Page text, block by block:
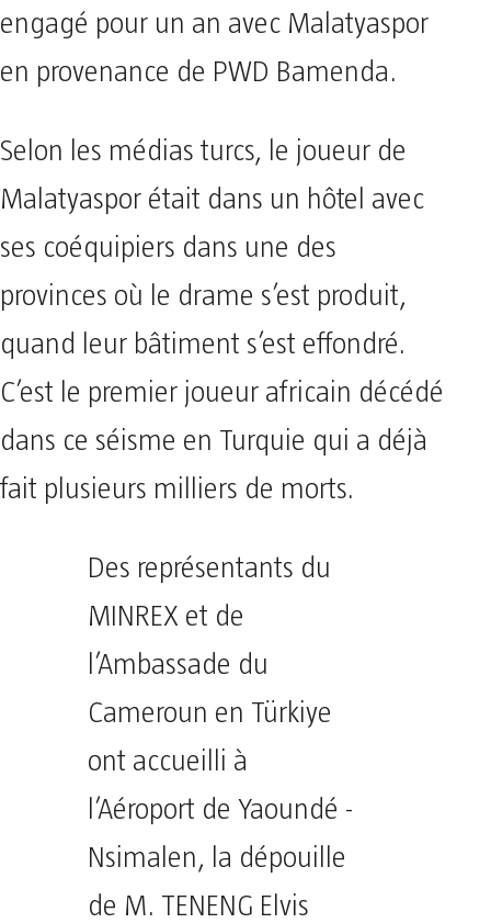
engagé pour un an avec Malatyaspor
en provenance de PWD Bamenda.
Selon les médias turcs, le joueur de
Malatyaspor était dans un hôtel avec
ses coéquipiers dans une des
provinces où le drame s’est produit,
quand leur bâtiment s’est effondré.
C’est le premier joueur africain décédé
dans ce séisme en Turquie qui a déjà
fait plusieurs milliers de morts.
Des représentants du
MINREX et de
l’Ambassade du
Cameroun en Türkiye
ont accueilli à
l’Aéroport de Yaoundé -
Nsimalen, la dépouille
de M. TENENG Elvis